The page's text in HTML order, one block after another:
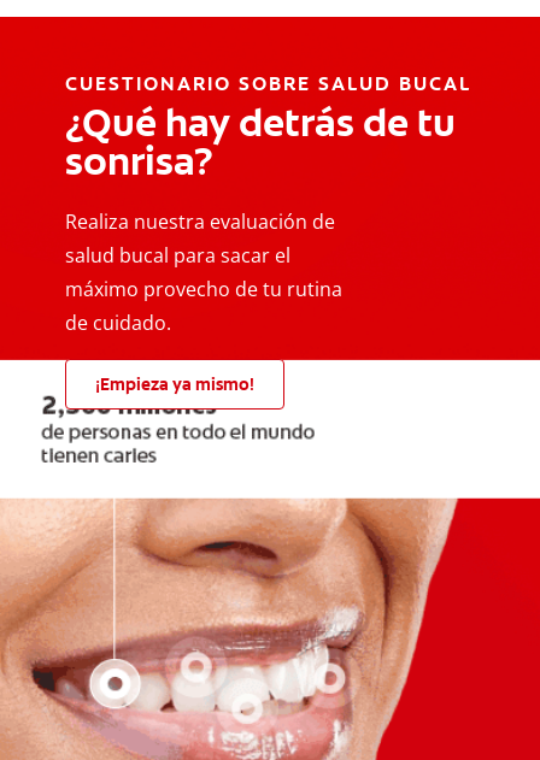
CUESTIONARIO SOBRE SALUD BUCAL
¿Qué hay detrás de tu
sonrisa?
Realiza nuestra evaluación de
salud bucal para sacar el
máximo provecho de tu rutina
de cuidado.
¡Empieza ya mismo!